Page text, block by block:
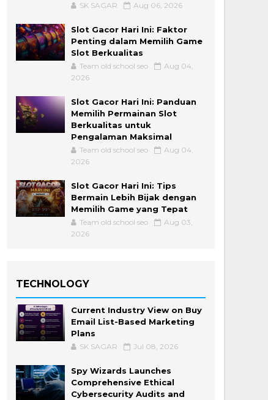
SK SAGAR Aug 06, 2026
Slot Gacor Hari Ini: Faktor
Penting dalam Memilih Game
Slot Berkualitas
Team old school seo
Aug 04,
2026
Slot Gacor Hari Ini: Panduan
Memilih Permainan Slot
Berkualitas untuk
Pengalaman Maksimal
Team old school seo
Aug 04,
2026
Slot Gacor Hari Ini: Tips
Bermain Lebih Bijak dengan
Memilih Game yang Tepat
Team old school seo
Aug 03,
2026
TECHNOLOGY
Current Industry View on Buy
Email List-Based Marketing
Plans
SK SAGAR Jul 08, 2026
Spy Wizards Launches
Comprehensive Ethical
Cybersecurity Audits and